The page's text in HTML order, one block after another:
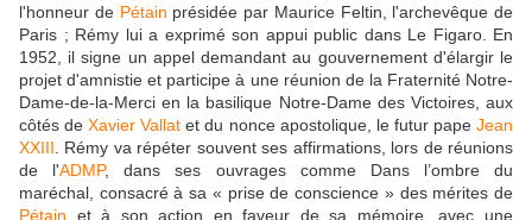
l'honneur de Pétain présidée par Maurice Feltin, l'archevêque de
Paris ; Rémy lui a exprimé son appui public dans Le Figaro. En
1952, il signe un appel demandant au gouvernement d'élargir le
projet d'amnistie et participe à une réunion de la Fraternité Notre-
Dame-de-la-Merci en la basilique Notre-Dame des Victoires, aux
côtés deXavier Vallat et du nonce apostolique, le futur papeJean
XXIII . Rémy va répéter souvent ses affirmations, lors de réunions
de l'ADMP, dans ses ouvrages comme Dans l’ombre du
maréchal, consacré à sa « prise de conscience » des mérites de
Pétain et à son action en faveur de sa mémoire, avec une